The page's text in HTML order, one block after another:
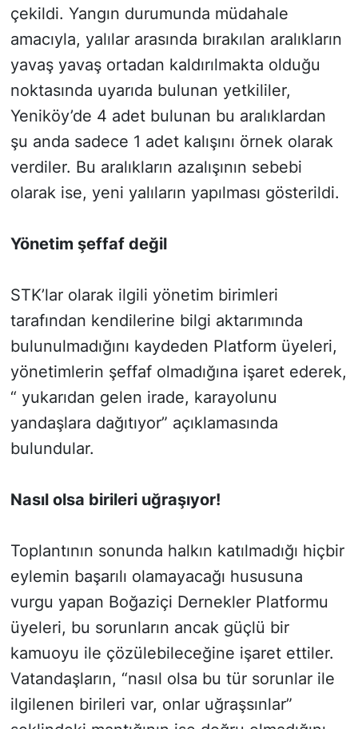
çekildi. Yangın durumunda müdahale
amacıyla, yalılar arasında bırakılan aralıkların
yavaş yavaş ortadan kaldırılmakta olduğu
noktasında uyarıda bulunan yetkililer,
Yeniköy’de 4 adet bulunan bu aralıklardan
şu anda sadece 1 adet kalışını örnek olarak
verdiler. Bu aralıkların azalışının sebebi
olarak ise, yeni yalıların yapılması gösterildi.
Yönetim şeffaf değil
STK’lar olarak ilgili yönetim birimleri
tarafından kendilerine bilgi aktarımında
bulunulmadığını kaydeden Platform üyeleri,
yönetimlerin şeffaf olmadığına işaret ederek,
“ yukarıdan gelen irade, karayolunu
yandaşlara dağıtıyor” açıklamasında
bulundular.
Nasıl olsa birileri uğraşıyor!
Toplantının sonunda halkın katılmadığı hiçbir
eylemin başarılı olamayacağı hususuna
vurgu yapan Boğaziçi Dernekler Platformu
üyeleri, bu sorunların ancak güçlü bir
kamuoyu ile çözülebileceğine işaret ettiler.
Vatandaşların, “nasıl olsa bu tür sorunlar ile
ilgilenen birileri var, onlar uğraşsınlar”